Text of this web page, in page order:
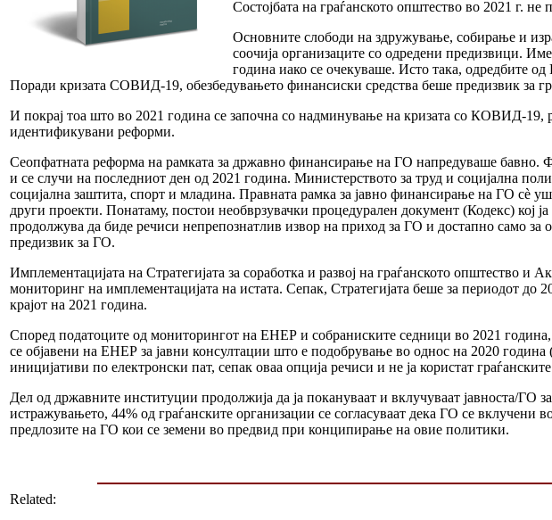
Состојбата на граѓанското општество во 2021 г.
Основните слободи на здружување, собирање и
соочија организаците со одредени предизвици.
година иако се очекуваше. Исто така, одредбите
Поради кризата СОВИД-19, обезбедувањето финансиски средства беше предизвик за
И покрај тоа што во 2021 година се започна со надминување на кризата со КОВИД-
идентификувани реформи.
Сеопфатната реформа на рамката за државно финансирање на ГО напредуваше бавно.
и се случи на последниот ден од 2021 година. Министерството за труд и социјална
социјална заштита, спорт и младина. Правната рамка за јавно финансирање на ГО
други проекти. Понатаму, постои необврзувачки процедурален документ (Кодекс) кој
продолжува да биде речиси непрепознатлив извор на приход за ГО и достапно само
предизвик за ГО.
Имплементацијата на Стратегијата за соработка и развој на граѓанското општество
мониторинг на имплементацијата на истата. Сепак, Стратегијата беше за периодот до
крајот на 2021 година.
Според податоците од мониторингот на ЕНЕР и собраниските седници во 2021
се објавени на ЕНЕР за јавни консултации што е подобрување во однос на 2020
иницијативи по електронски пат, сепак оваа опција речиси и не ја користат
Дел од државните институции продолжија да ја покануваат и вклучуваат јавноста/ГО
истражувањето, 44% од граѓанските организации се согласуваат дека ГО се
предлозите на ГО кои се земени во предвид при конципирање на овие политики.
Related: